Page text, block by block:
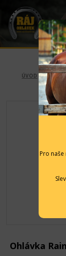
ÚVOD -KONĚ
Ohlávka
Pro naše